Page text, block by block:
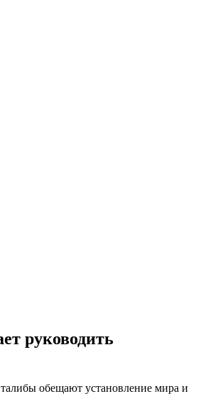
руководить
обещают установление мира и